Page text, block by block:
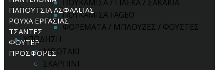
ΠΟΥΚΑΜΙΣΑ / ΓΙΛΕΚΑ / ΣΑΚΑΚΙΑ
ΠΟΥΚΑΜΙΣΑ FAGEO
ΦΟΡΕΜΑΤΑ / ΜΠΛΟΥΖΕΣ / ΦΟΥΣΤΕΣ
ΥΠΟΔΗΣΗ
ΜΠΟΤΑΚΙ
ΣΚΑΡΠΙΝΙ
ΠΑΠΟΥΤΣΙΑ ΑΣΦΑΛΕΙΑΣ
ΡΟΥΧΑ ΕΡΓΑΣΙΑΣ
ΤΣΑΝΤΕΣ
ΦΟΥΤΕΡ
ΠΡΟΣΦΟΡΕΣ